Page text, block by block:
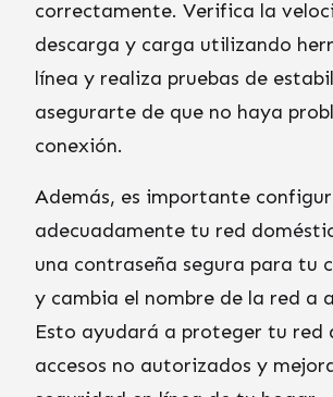
correctamente. Verifica la
descarga y carga utilizando
línea y realiza pruebas de
asegurarte de que no haya
conexión.
Además, es importante
adecuadamente tu red
una contraseña segura para tu
y cambia el nombre de la red a
Esto ayudará a proteger tu red
accesos no autorizados y